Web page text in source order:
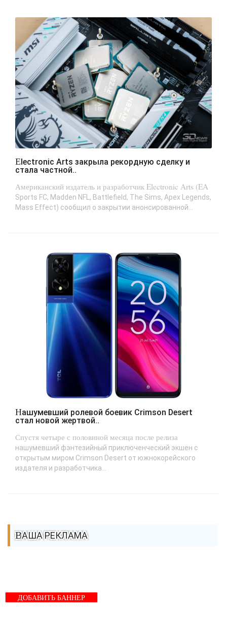
Electronic Arts закрыла рекордную сделку и
стала частной..
Американский издатель и разработчик Electronic Arts (EA
Sports FC, Madden NFL, Battlefield, The Sims, Apex Legends,
Mass Effect) сообщил о закрытии анонсированной...
Нашумевший ролевой боевик Crimson Desert
стал новой жертвой..
Спустя четыре с половиной месяца после релиза
нашумевший фэнтезийный приключенческий экшен с
открытым миром Crimson Desert от южнокорейского
издателя и разработчика...
ВАША РЕКЛАМА
ДОБАВИТЬ БАННЕР